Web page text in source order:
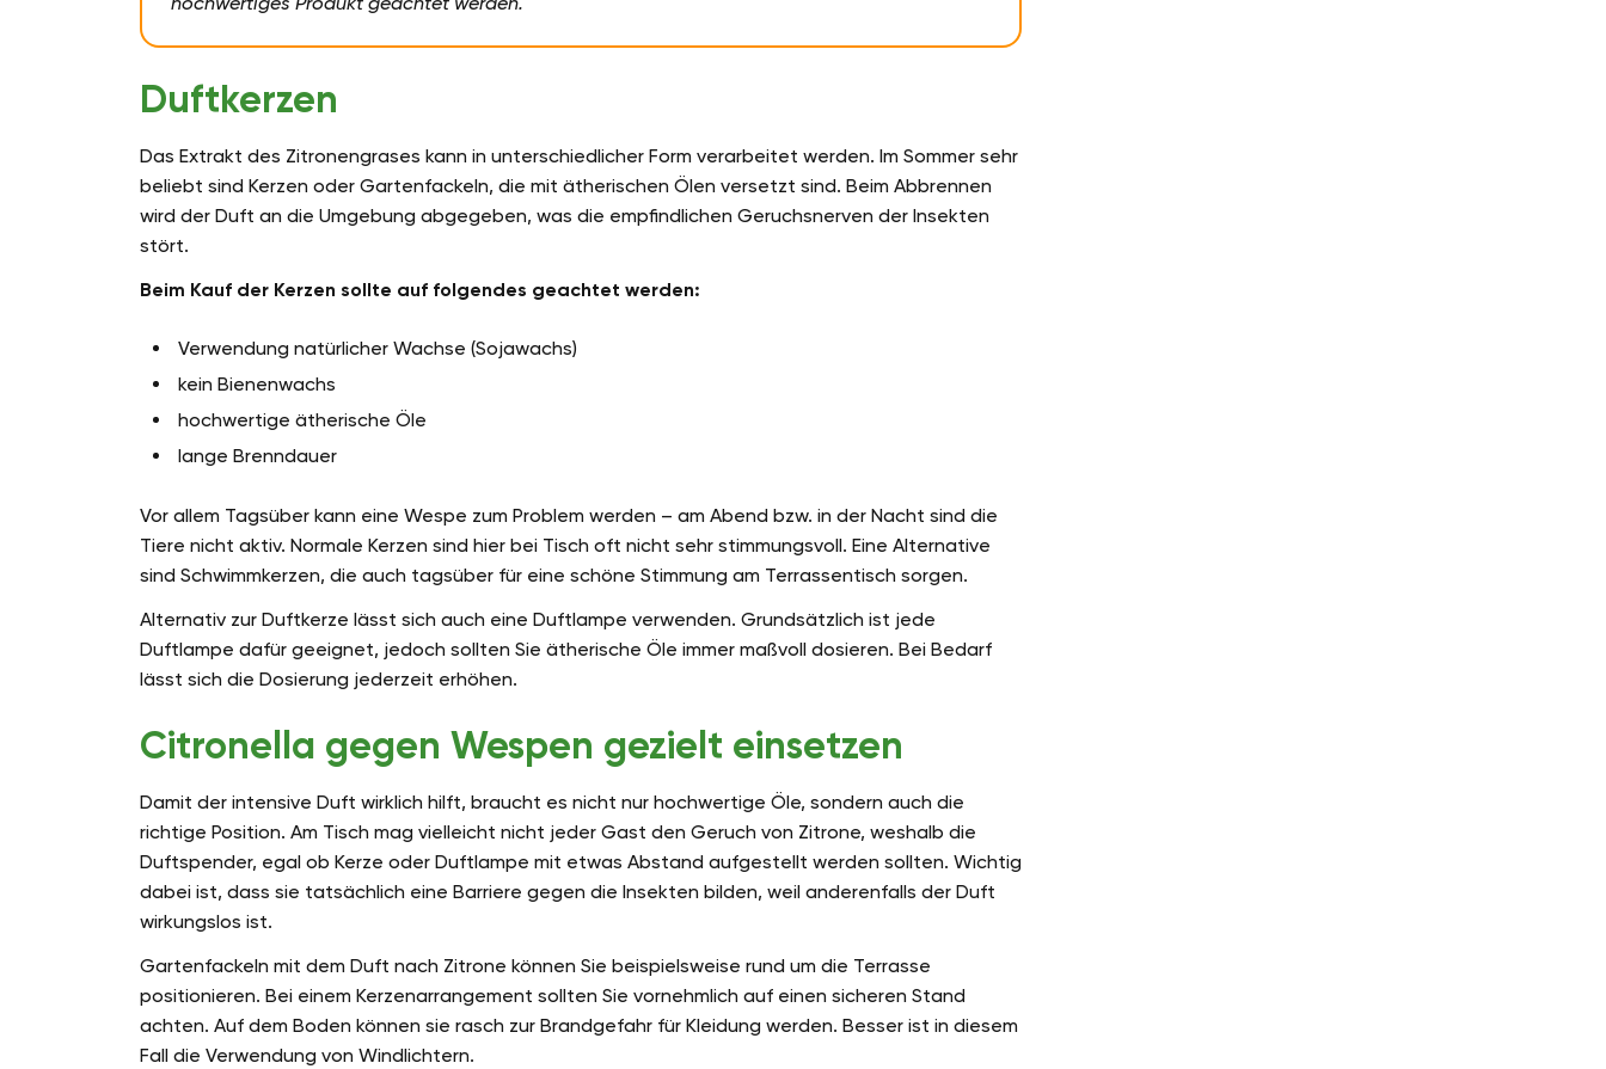
Duftkerzen
Das Extrakt des Zitronengrases kann in unterschiedlicher Form verarbeitet werden. Im Sommer sehr
beliebt sind Kerzen oder Gartenfackeln, die mit ätherischen Ölen versetzt sind. Beim Abbrennen
wird der Duft an die Umgebung abgegeben, was die empfindlichen Geruchsnerven der Insekten
stört.
Beim Kauf der Kerzen sollte auf folgendes geachtet werden:
Verwendung natürlicher Wachse (Sojawachs)
kein Bienenwachs
hochwertige ätherische Öle
lange Brenndauer
Vor allem Tagsüber kann eine Wespe zum Problem werden – am Abend bzw. in der Nacht sind die
Tiere nicht aktiv. Normale Kerzen sind hier bei Tisch oft nicht sehr stimmungsvoll. Eine Alternative
sind Schwimmkerzen, die auch tagsüber für eine schöne Stimmung am Terrassentisch sorgen.
Alternativ zur Duftkerze lässt sich auch eine Duftlampe verwenden. Grundsätzlich ist jede
Duftlampe dafür geeignet, jedoch sollten Sie ätherische Öle immer maßvoll dosieren. Bei Bedarf
lässt sich die Dosierung jederzeit erhöhen.
Citronella gegen Wespen gezielt einsetzen
Damit der intensive Duft wirklich hilft, braucht es nicht nur hochwertige Öle, sondern auch die
richtige Position. Am Tisch mag vielleicht nicht jeder Gast den Geruch von Zitrone, weshalb die
Duftspender, egal ob Kerze oder Duftlampe mit etwas Abstand aufgestellt werden sollten. Wichtig
dabei ist, dass sie tatsächlich eine Barriere gegen die Insekten bilden, weil anderenfalls der Duft
wirkungslos ist.
Gartenfackeln mit dem Duft nach Zitrone können Sie beispielsweise rund um die Terrasse
positionieren. Bei einem Kerzenarrangement sollten Sie vornehmlich auf einen sicheren Stand
achten. Auf dem Boden können sie rasch zur Brandgefahr für Kleidung werden. Besser ist in diesem
Fall die Verwendung von Windlichtern.